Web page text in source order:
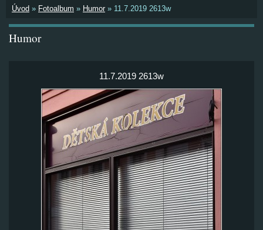
Úvod » Fotoalbum » Humor » 11.7.2019 2613w
Humor
11.7.2019 2613w